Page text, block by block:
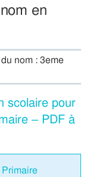
en
nom : 3eme
scolaire pour
– PDF à